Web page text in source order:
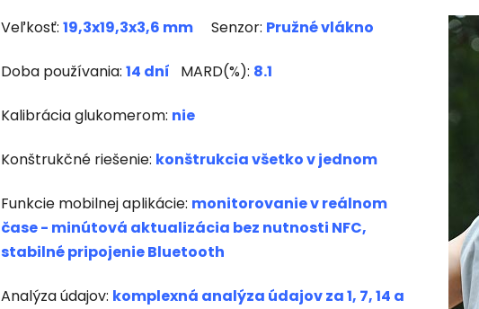
Veľkosť: 19,3x19,3x3,6 mm Senzor: Pružné vlákno
Doba používania: 14 dní MARD(%): 8.1
Kalibrácia glukomerom: nie
Konštrukčné riešenie: konštrukcia všetko v jednom
Funkcie mobilnej aplikácie: monitorovanie v reálnom
čase - minútová aktualizácia bez nutnosti NFC,
stabilné pripojenie Bluetooth
Analýza údajov: komplexná analýza údajov za 1, 7, 14 a